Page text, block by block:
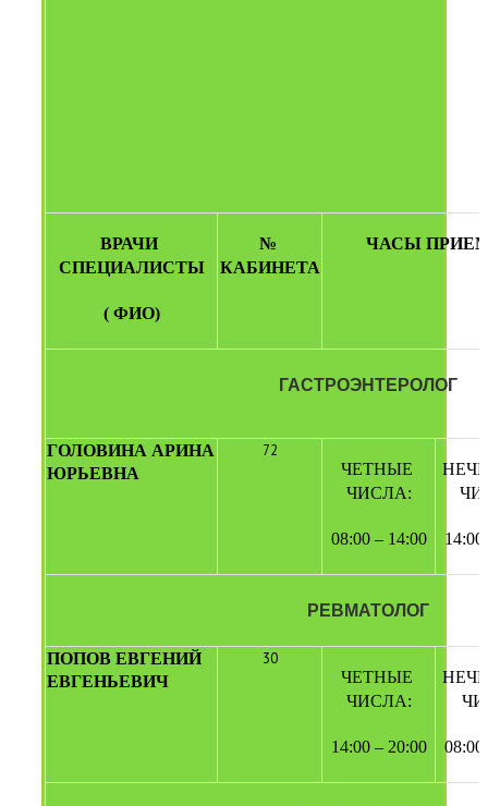
ВРАЧИ
СПЕЦИАЛИСТЫ
( ФИО)
№
КАБИНЕТА
ЧАСЫ
ГАСТРОЭНТЕРОЛОГ
ГОЛОВИНА АРИНА
ЮРЬЕВНА
72
ЧЕТНЫЕ
ЧИСЛА:
08:00 – 14:00 14:00
РЕВМАТОЛОГ
ПОПОВ ЕВГЕНИЙ
ЕВГЕНЬЕВИЧ
30
ЧЕТНЫЕ
ЧИСЛА:
14:00 – 20:00 08:00